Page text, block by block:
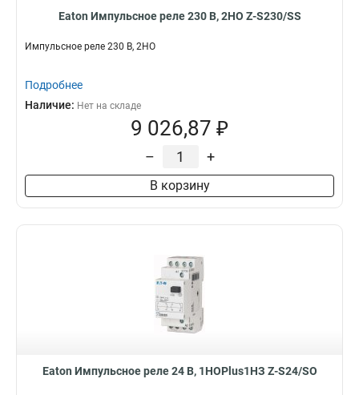
Eaton Импульсное реле 230 В, 2НО Z-S230/SS
Импульсное реле 230 В, 2НО
Подробнее
Наличие: Нет на складе
9 026,87 ₽
– +
В корзину
Eaton Импульсное реле 24 В, 1НОPlus1НЗ Z-S24/SO